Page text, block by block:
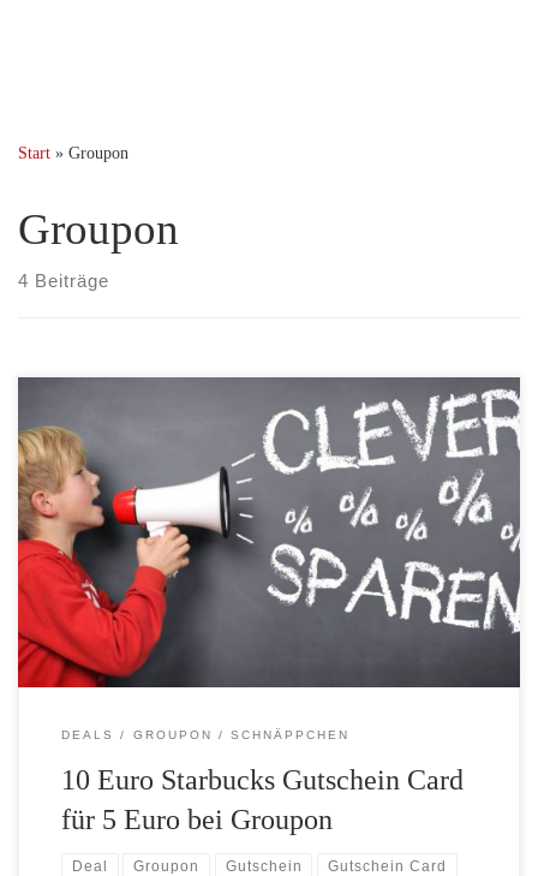
Start » Groupon
Groupon
4 Beiträge
Einen besonderen Deal hat heute Groupon anzubieten. Für 5 Euro
können Sie einen Starbucks Card Gutschein im Wert von 10 Euro
kaufen. Bei dem attraktiven Angebot kann pro Person nur ein
Gutschein gekauft werden. Starbucks bereitet jede einzelne
Kaffeespezialität ganz genau so zu, wie seine Gäste es mögen.
Gäste genießen […]
DEALS GROUPON SCHNÄPPCHEN
10 Euro Starbucks Gutschein Card
für 5 Euro bei Groupon
Deal Groupon Gutschein Gutschein Card